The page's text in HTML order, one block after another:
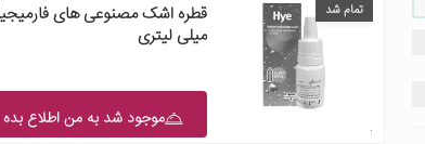
تمام شد
میلی لیتری
موجود شد به من اطلاع بده